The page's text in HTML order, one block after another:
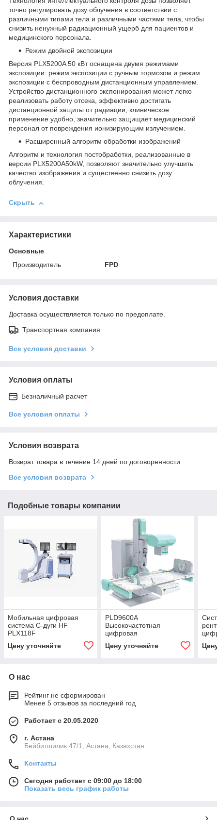
точно регулировать дозу облучения в соответствии с
различными типами тела и различными частями тела, чтобы
снизить ненужный радиационный ущерб для пациентов и
медицинского персонала.
Режим двойной экспозиции
Версия PLX5200A 50 кВт оснащена двумя режимами
экспозиции: режим экспозиции с ручным тормозом и режим
экспозиции с беспроводным дистанционным управлением.
Устройство дистанционного экспонирования может легко
реализовать работу отсека, эффективно достигать
дистанционной защиты от радиации, клиническое
применение удобно, значительно защищает медицинский
персонал от повреждения ионизирующим излучением.
Расширенный алгоритм обработки изображений
Алгоритм и технология постобработки, реализованные в
версии PLX5200A50kW, позволяют значительно улучшить
качество изображения и существенно снизить дозу
облучения.
Скрыть
Характеристики
Основные
Производитель
FPD
Условия доставки
Доставка осуществляется только по предоплате.
Транспортная компания
Все условия доставки
Условия оплаты
Безналичный расчет
Все условия оплаты
Условия возврата
Возврат товара в течение 14 дней по договоренности
Все условия возврата
Подобные товары компании
Мобильная цифровая
система C-дуги HF
PLX118F
Цену уточняйте
PLD9600A
Высокочастотная
цифровая
рентгеноскопическая
Цену уточняйте
О нас
Рейтинг не сформирован
Менее 5 отзывов за последний год
Работает с 20.05.2020
г. Астана
Бейбитшилик 47/1, Астана, Казахстан
Контакты
Сегодня работает с 09:00 до 18:00
Показать весь график работы